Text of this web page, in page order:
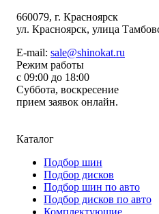
660079, г. Красноярск
ул. Красноярск, улица
E-mail: sale@shinokat.ru
Режим работы
с 09:00 до 18:00
Суббота, воскресение
прием заявок онлайн.
Каталог
Подбор шин
Подбор дисков
Подбор шин по авто
Подбор дисков по авто
Комплектующие